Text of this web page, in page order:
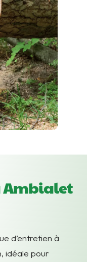
Ambialet
d’entretien à
idéale pour